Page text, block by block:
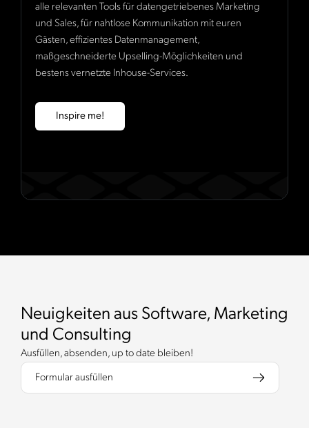
alle relevanten Tools für datengetriebenes Marketing
und Sales, für nahtlose Kommunikation mit euren
Gästen, effizientes Datenmanagement,
maßgeschneiderte Upselling-Möglichkeiten und
bestens vernetzte Inhouse-Services.
Inspire me!
Neuigkeiten aus Software, Marketing
und Consulting
Ausfüllen, absenden, up to date bleiben!
Formular ausfüllen